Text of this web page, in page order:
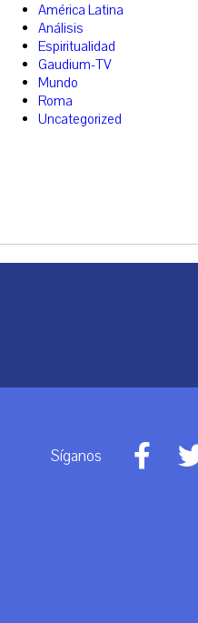
América Latina
Análisis
Espiritualidad
Gaudium-TV
Mundo
Roma
Uncategorized
Síganos